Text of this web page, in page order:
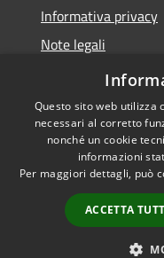
Informativa privacy
Note legali
Dichiarazione di
Accessibilità
Questo sito web utilizza
necessari al corretto
nonché un cookie
informazioni
Per maggiori dettagli, può
ACCETTA